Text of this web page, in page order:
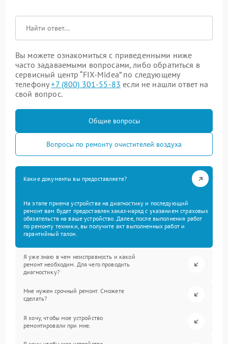
Вы можете ознакомиться с приведенными ниже
часто задаваемыми вопросами, либо обратиться в
сервисный центр “FIX-Midea” по следующему
телефону+7 (800) 301-55-83 если не нашли ответ на
свой вопрос.
Общие вопросы
Вопросы по ремонту очистителей воздуха
Какие документы вы предоставляете?
На этапе приема устройства на диагностику и последующий
ремонт вам будет предоставлен заказ-наряд с указанием страховых
обязательств на ваше устройство. Далее, после выполнения работ
по ремонту техники, вы получите акт выполненных работ и
гарантийный талон.
Я уже знаю в чем неисправность и какой
ремонт необходим. Для чего проводить
диагностику?
Мне нужен срочный ремонт. Сможете
сделать?
Я хочу, чтобы мое устройство
ремонтировали при мне.